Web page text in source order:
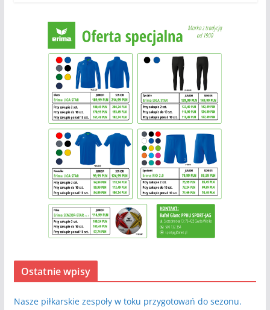
Ostatnie wpisy
Nasze piłkarskie zespoły w toku przygotowań do sezonu.